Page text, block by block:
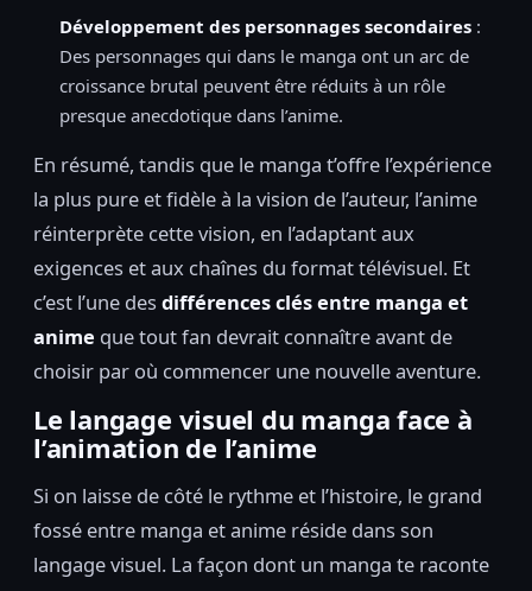
Développement des personnages secondaires :
Des personnages qui dans le manga ont un arc de
croissance brutal peuvent être réduits à un rôle
presque anecdotique dans l’anime.
En résumé, tandis que le manga t’offre l’expérience
la plus pure et fidèle à la vision de l’auteur, l’anime
réinterprète cette vision, en l’adaptant aux
exigences et aux chaînes du format télévisuel. Et
c’est l’une des différences clés entre manga et
anime que tout fan devrait connaître avant de
choisir par où commencer une nouvelle aventure.
Le langage visuel du manga face à
l’animation de l’anime
Si on laisse de côté le rythme et l’histoire, le grand
fossé entre manga et anime réside dans son
langage visuel. La façon dont un manga te raconte